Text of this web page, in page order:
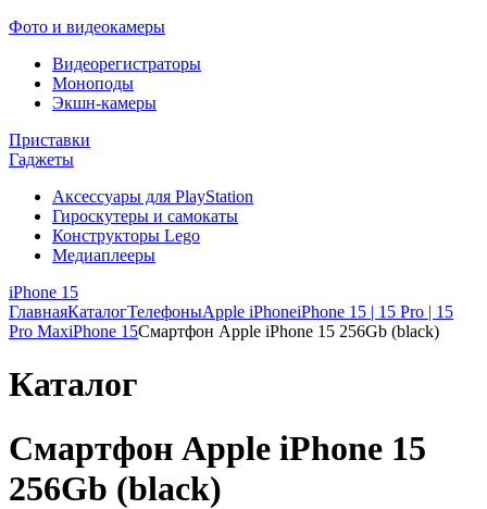
Фото и видеокамеры
Видеорегистраторы
Моноподы
Экшн-камеры
Приставки
Гаджеты
Аксессуары для PlayStation
Гироскутеры и самокаты
Конструкторы Lego
Медиаплееры
iPhone 15
ГлавнаяКаталогТелефоныApple iPhoneiPhone 15 | 15 Pro | 15
Pro MaxiPhone 15Смартфон Apple iPhone 15 256Gb (black)
Каталог
Смартфон Apple iPhone 15
256Gb (black)